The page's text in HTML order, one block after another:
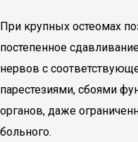
При крупных остеомах
постепенное
нервов с
парестезиями, сбоями
органов, даже
больного.